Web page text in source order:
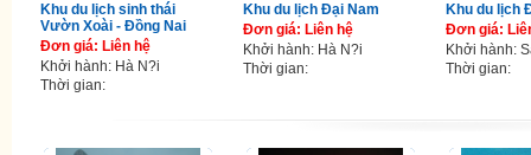
Khu du lịch sinh thái
Vườn Xoài - Đồng Nai
Đơn giá: Liên hệ
Khởi hành: Hà N?i
Thời gian:
Khu du lịch Đại Nam
Đơn giá: Liên hệ
Khởi hành: Hà N?i
Thời gian:
Khu du lịch
Đơn giá:
Khởi hành:
Thời gian: